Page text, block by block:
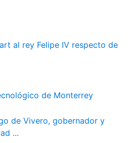
al rey Felipe IV respecto de
de Monterrey
de Vivero, gobernador y
...